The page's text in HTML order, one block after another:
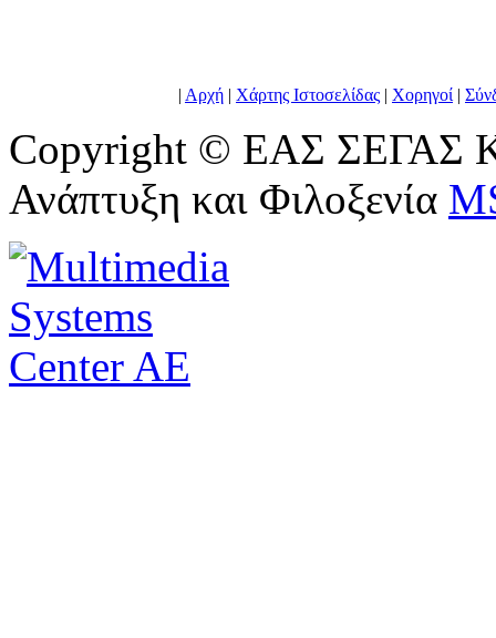
| Αρχή | Χάρτης Ιστοσελίδας | Χορηγοί |
Copyright © ΕΑΣ ΣΕΓΑΣ
Ανάπτυξη και Φιλοξενία